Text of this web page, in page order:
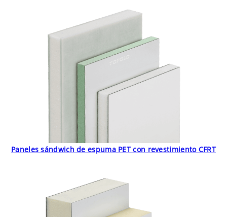
Paneles sándwich de espuma PET con revestimiento CFRT